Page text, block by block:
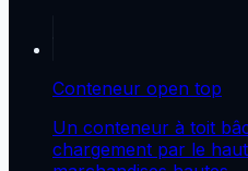
Conteneur open top
Un conteneur à toit
chargement par le